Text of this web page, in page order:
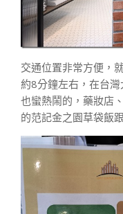
交通位置非常方便，
約8分鐘左右，在台
也蠻熱鬧的，藥妝店
的范記金之園草袋飯